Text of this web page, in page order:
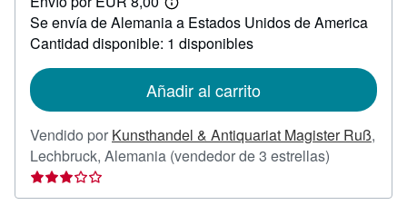
Más
información
sobre
las
envío
Se envía de Alemania a Estados Unidos de America
Cantidad disponible: 1 disponibles
Añadir al carrito
Vendido por Kunsthandel & Antiquariat Magister Ruß,
Lechbruck, Alemania (vendedor de 3 estrellas)
vendedor: